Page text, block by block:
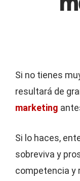
Si no tienes
resultará de
marketing
Si lo haces,
sobreviva y
competencia y